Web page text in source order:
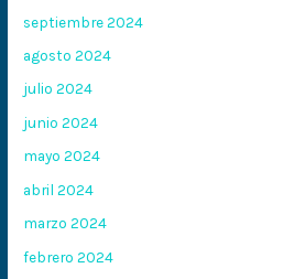
septiembre 2024
agosto 2024
julio 2024
junio 2024
mayo 2024
abril 2024
marzo 2024
febrero 2024